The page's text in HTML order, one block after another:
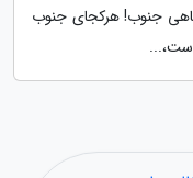
جنوب! هرکجای جنوب